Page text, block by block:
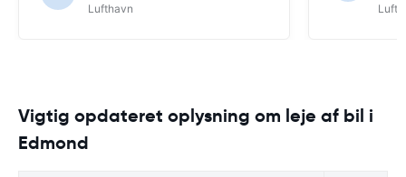
Lufthavn
Vigtig opdateret oplysning om leje af bil i
Edmond